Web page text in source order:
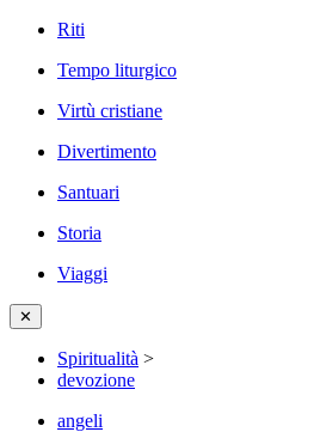
Riti
Tempo liturgico
Virtù cristiane
Divertimento
Santuari
Storia
Viaggi
✕
Spiritualità >
devozione
angeli